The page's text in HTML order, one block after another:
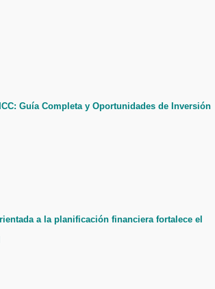
Guía Completa y Oportunidades de Inversión
a la planificación financiera fortalece el